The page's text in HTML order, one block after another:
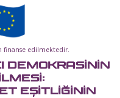
finanse edilmektedir.
DEMOKRASİNİN
EŞİTLİĞİNİN